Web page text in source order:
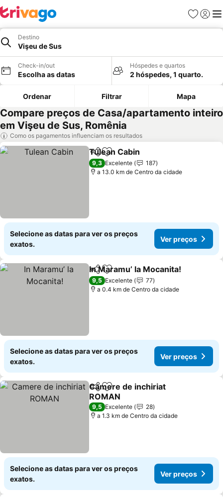
Favoritos
Iniciar
Destino
Vişeu de Sus
Check-in/out
Escolha as datas
Hóspedes e quartos
2 hóspedes, 1 quarto.
Ordenar Filtrar Mapa
Compare preços de Casa/apartamento inteiro
em Vişeu de Sus, Romênia
Como os pagamentos influenciam os resultados
PartilharAdicionar aos favoritos
Tulean Cabin
9,3 Excelente
187
a 13.0 km de Centro da cidade
Selecione as datas para ver os preços
exatos.
Ver preços
PartilharAdicionar aos favoritos
In Maramu’ la Mocanita!
9,5 Excelente
77
a 0.4 km de Centro da cidade
Selecione as datas para ver os preços
exatos.
Ver preços
PartilharAdicionar aos favoritos
Camere de inchiriat
ROMAN
Ver preços
9,5 Excelente
28
a 1.3 km de Centro da cidade
Selecione as datas para ver os preços
exatos.
Ver preços